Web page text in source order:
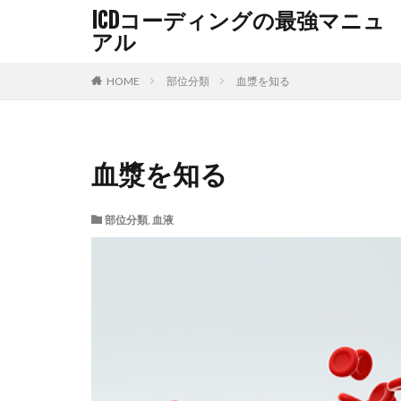
ICDコーディングの最強マニュ
アル
HOME 部位分類 血漿を知る
血漿を知る
部位分類, 血液